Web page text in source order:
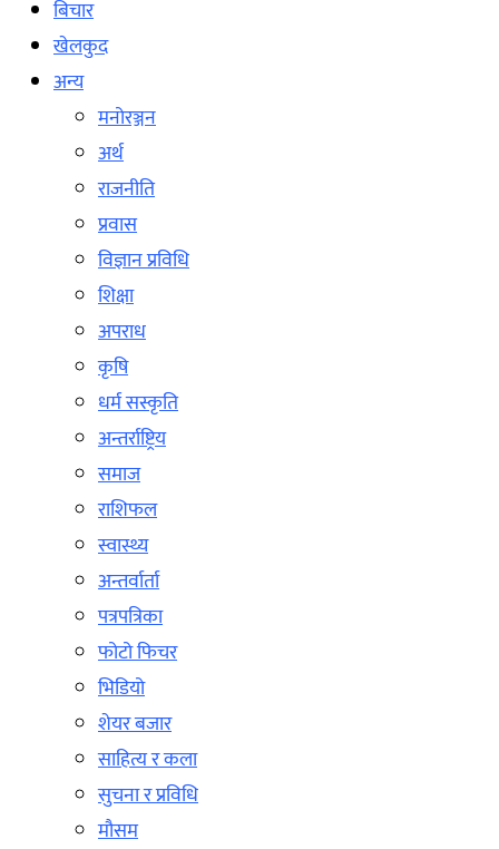
बिचार
खेलकुद
अन्य
मनोरञ्जन
अर्थ
राजनीति
प्रवास
विज्ञान प्रविधि
शिक्षा
अपराध
कृषि
धर्म सस्कृति
अन्तर्राष्ट्रिय
समाज
राशिफल
स्वास्थ्य
अन्तर्वार्ता
पत्रपत्रिका
फोटो फिचर
भिडियो
शेयर बजार
साहित्य र कला
सुचना र प्रविधि
मौसम